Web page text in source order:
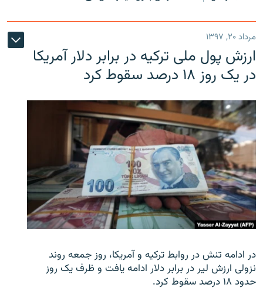
مرداد ۲۰, ۱۳۹۷
ارزش پول ملی ترکیه در برابر دلار آمریکا
در یک روز ۱۸ درصد سقوط کرد
در ادامه تنش در روابط ترکیه و آمریکا، روز جمعه روند
نزولی ارزش لیر در برابر دلار ادامه یافت و ظرف یک روز
حدود ۱۸ درصد سقوط کرد.